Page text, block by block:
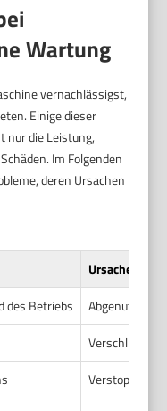
Wartung
vernachlässigst,
Einige dieser
nur die Leistung,
Im Folgenden
deren Ursachen
Ursache
des Betriebs
Abgenutzte
Verstopfte